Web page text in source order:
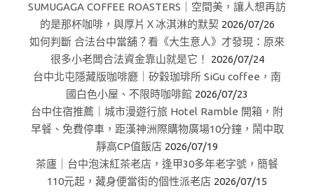
SUMUGAGA COFFEE ROASTERS｜空間美，讓人想再訪
的是那杯咖啡，與厚片Ｘ冰淇淋的默契 2026/07/26
如何判斷 合法台中當舖？看《大生意人》才發現：原來
很多小老闆合法資金靠山就是它！
2026/07/24
台中北屯隱藏版咖啡廳｜矽穀珈琲所 SiGu coffee，南
國白色小屋、不限時咖啡館 2026/07/23
台中住宿推薦｜城市漫遊行旅 Hotel Ramble 開箱，附
早餐、免費停車，距漢神洲際購物廣場10分鐘，鬧中取
靜高CP值飯店 2026/07/19
茶廬｜台中泡沫紅茶老店，逢甲30多年老字號，簡餐
110元起，藏身便當街的個性派老店 2026/07/15